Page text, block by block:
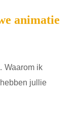
animatie
Waarom ik
jullie